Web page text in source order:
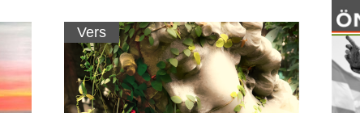
Vers